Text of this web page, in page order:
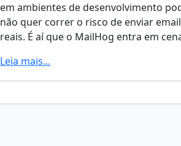
em ambientes de desenvolvimento
não quer correr o risco de enviar
reais. É aí que o MailHog entra em
Leia mais...